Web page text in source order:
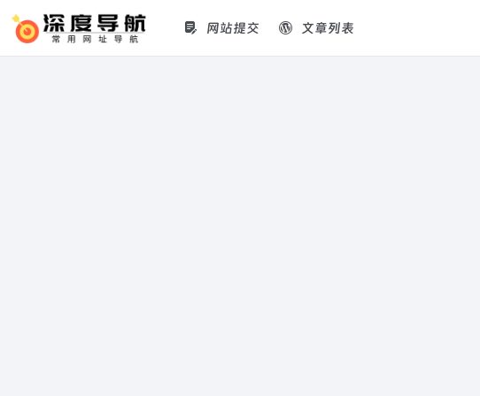
网站提交 文章列表